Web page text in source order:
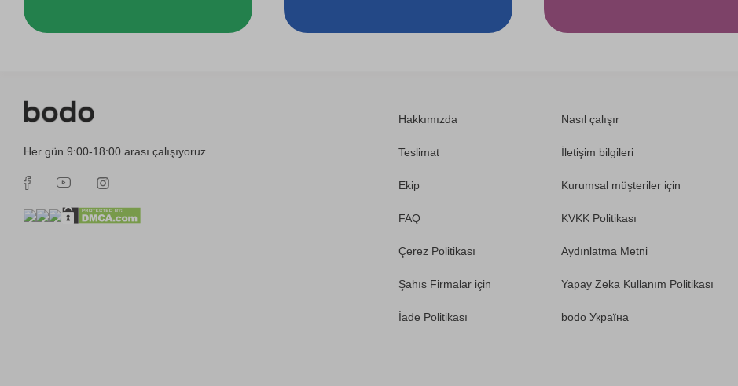
Her gün 9:00-18:00 arası çalışıyoruz
Hakkımızda Nasıl çalışır
Teslimat İletişim bilgileri
Ekip Kurumsal müşteriler için
FAQ KVKK Politikası
Çerez Politikası Aydınlatma Metni
Şahıs Firmalar için Yapay Zeka Kullanım Politikası
İade Politikası bodo Україна